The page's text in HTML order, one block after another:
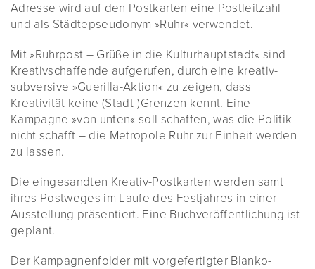
Adresse wird auf den Postkarten eine Postleitzahl
und als Städtepseudonym »Ruhr« verwendet.
Mit »Ruhrpost – Grüße in die Kulturhauptstadt« sind
Kreativschaffende aufgerufen, durch eine kreativ-
subversive »Guerilla-Aktion« zu zeigen, dass
Kreativität keine (Stadt-)Grenzen kennt. Eine
Kampagne »von unten« soll schaffen, was die Politik
nicht schafft – die Metropole Ruhr zur Einheit werden
zu lassen.
Die eingesandten Kreativ-Postkarten werden samt
ihres Postweges im Laufe des Festjahres in einer
Ausstellung präsentiert. Eine Buchveröffentlichung ist
geplant.
Der Kampagnenfolder mit vorgefertigter Blanko-